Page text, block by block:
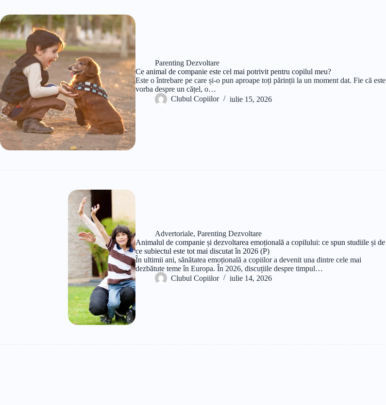
Parenting Dezvoltare
Ce animal de companie este cel mai potrivit pentru copilul meu?
Este o întrebare pe care și-o pun aproape toți părinții la un moment dat. Fie că este
vorba despre un cățel, o…
Clubul Copiilor
iulie 15, 2026
Advertoriale,Parenting Dezvoltare
Animalul de companie și dezvoltarea emoțională a copilului: ce spun studiile și de
ce subiectul este tot mai discutat în 2026 (P)
În ultimii ani, sănătatea emoțională a copiilor a devenit una dintre cele mai
dezbătute teme în Europa. În 2026, discuțiile despre timpul…
Clubul Copiilor
iulie 14, 2026